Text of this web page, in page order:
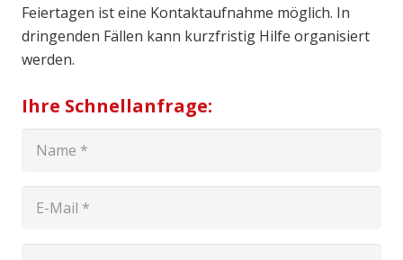
Feiertagen ist eine Kontaktaufnahme möglich. In
dringenden Fällen kann kurzfristig Hilfe organisiert
werden.
Ihre Schnellanfrage: